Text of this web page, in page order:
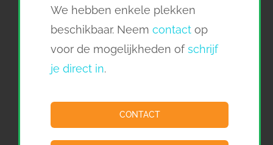
We hebben enkele plekken
beschikbaar. Neem contact op
voor de mogelijkheden ofschrijf
je direct in.
CONTACT